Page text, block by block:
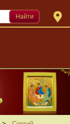
Найти